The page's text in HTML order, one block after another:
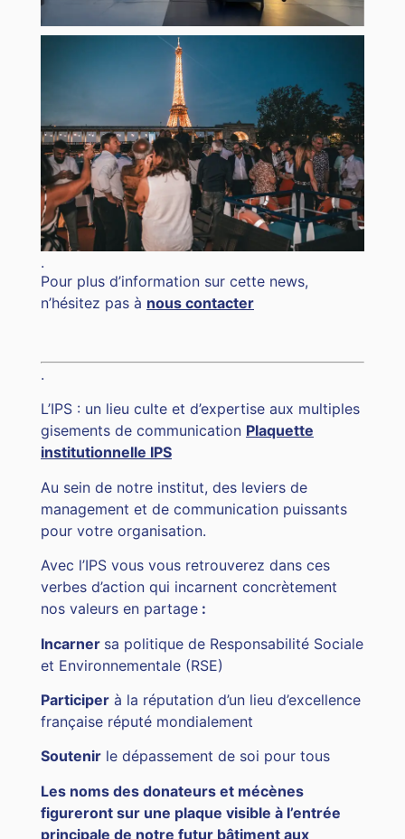
.
Pour plus d’information sur cette news,
n’hésitez pas à nous contacter
.
L’IPS : un lieu culte et d’expertise aux multiples
gisements de communication Plaquette
institutionnelle IPS
Au sein de notre institut, des leviers de
management et de communication puissants
pour votre organisation.
Avec l’IPS vous vous retrouverez dans ces
verbes d’action qui incarnent concrètement
nos valeurs en partage :
Incarner sa politique de Responsabilité Sociale
et Environnementale (RSE)
Participer à la réputation d’un lieu d’excellence
française réputé mondialement
Soutenir le dépassement de soi pour tous
Les noms des donateurs et mécènes
figureront sur une plaque visible à l’entrée
principale de notre futur bâtiment aux